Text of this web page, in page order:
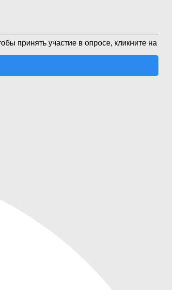
принять участие в опросе, кликните на